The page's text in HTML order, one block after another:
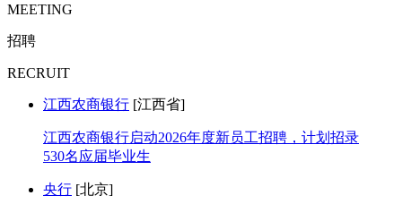
MEETING
招聘
RECRUIT
江西农商银行 [江西省]
江西农商银行启动2026年度新员工招聘，计划招录
530名应届毕业生
央行 [北京]